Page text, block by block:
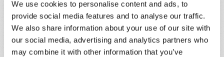
We use cookies to personalise content and ads, to
provide social media features and to analyse our traffic.
We also share information about your use of our site with
our social media, advertising and analytics partners who
may combine it with other information that you’ve
Message*